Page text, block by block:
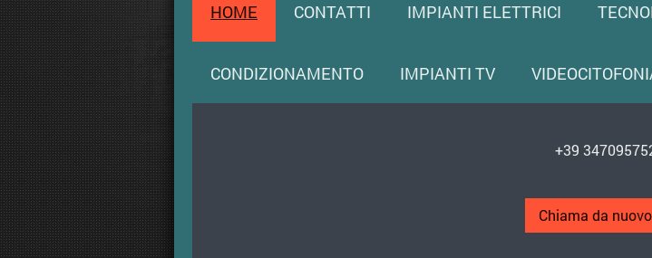
HOME CONTATTI IMPIANTI ELETTRICI
CONDIZIONAMENTO IMPIANTI TV
+39
Chiama da